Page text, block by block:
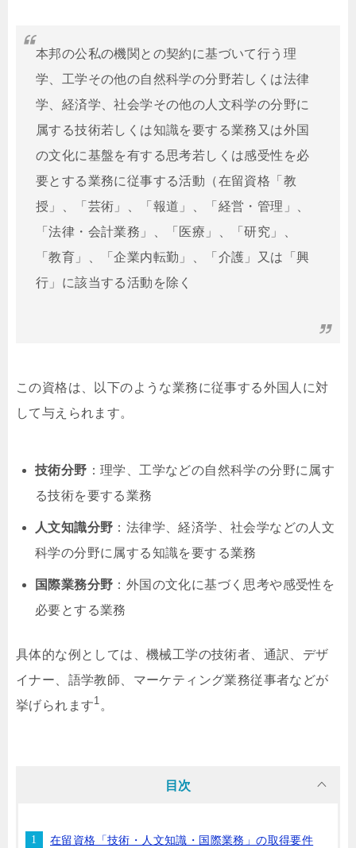
本邦の公私の機関との契約に基づいて行う理
学、工学その他の自然科学の分野若しくは法律
学、経済学、社会学その他の人文科学の分野に
属する技術若しくは知識を要する業務又は外国
の文化に基盤を有する思考若しくは感受性を必
要とする業務に従事する活動（在留資格「教
授」、「芸術」、「報道」、「経営・管理」、
「法律・会計業務」、「医療」、「研究」、
「教育」、「企業内転勤」、「介護」又は「興
行」に該当する活動を除く
この資格は、以下のような業務に従事する外国人に対
して与えられます。
技術分野 ：理学、工学などの自然科学の分野に属す
る技術を要する業務
人文知識分野 ：法律学、経済学、社会学などの人文
科学の分野に属する知識を要する業務
国際業務分野 ：外国の文化に基づく思考や感受性を
必要とする業務
具体的な例としては、機械工学の技術者、通訳、デザ
イナー、語学教師、マーケティング業務従事者などが
挙げられます1 。
目次
在留資格「技術・人文知識・国際業務」の取得要件